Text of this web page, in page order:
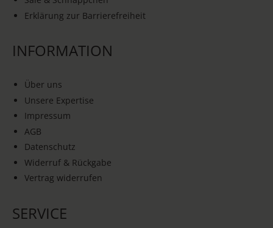
Erklärung zur Barrierefreiheit
INFORMATION
Über uns
Unsere Expertise
Impressum
AGB
Datenschutz
Widerruf & Rückgabe
Vertrag widerrufen
SERVICE